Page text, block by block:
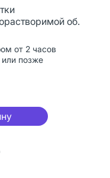
об.
от 2 часов
или позже